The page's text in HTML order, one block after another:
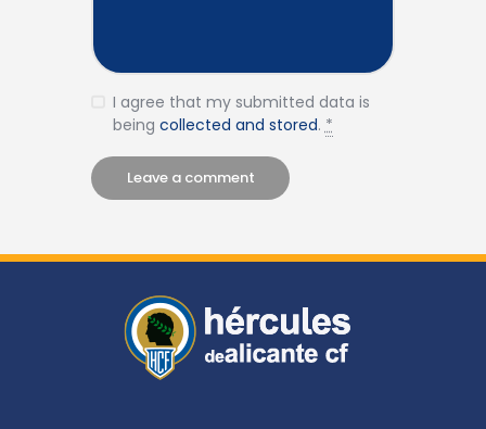
I agree that my submitted data is
being collected and stored. *